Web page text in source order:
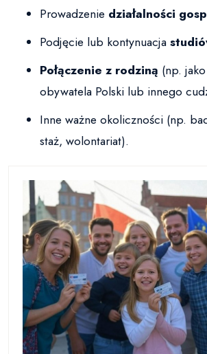
Prowadzenie działalności
Podjęcie lub kontynuacja
Połączenie z rodziną (np.
obywatela Polski lub innego
Inne ważne okoliczności (np.
staż, wolontariat).